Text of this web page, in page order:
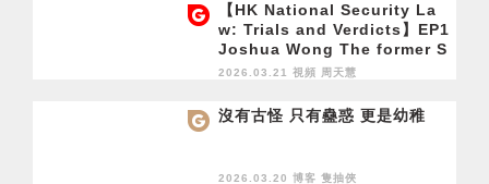
【HK National Security La
w: Trials and Verdicts】EP1
Joshua Wong The former S
ecretary-General of Demosi
2026.03.21 視頻 周天慧
沒有古怪 只有蠱惑 更是幼稚
2026.03.20 博客 隻抽俠